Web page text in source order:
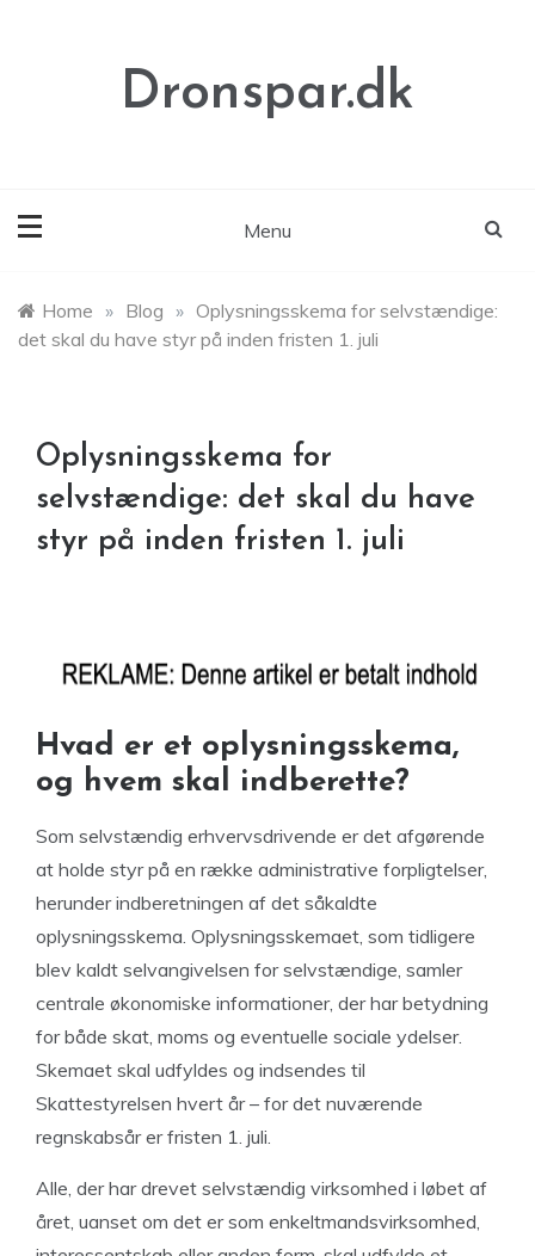
Dronspar.dk
Menu
Home » Blog » Oplysningsskema for selvstændige:
det skal du have styr på inden fristen 1. juli
Oplysningsskema for
selvstændige: det skal du have
styr på inden fristen 1. juli
Hvad er et oplysningsskema,
og hvem skal indberette?
Som selvstændig erhvervsdrivende er det afgørende
at holde styr på en række administrative forpligtelser,
herunder indberetningen af det såkaldte
oplysningsskema. Oplysningsskemaet, som tidligere
blev kaldt selvangivelsen for selvstændige, samler
centrale økonomiske informationer, der har betydning
for både skat, moms og eventuelle sociale ydelser.
Skemaet skal udfyldes og indsendes til
Skattestyrelsen hvert år – for det nuværende
regnskabsår er fristen 1. juli.
Alle, der har drevet selvstændig virksomhed i løbet af
året, uanset om det er som enkeltmandsvirksomhed,